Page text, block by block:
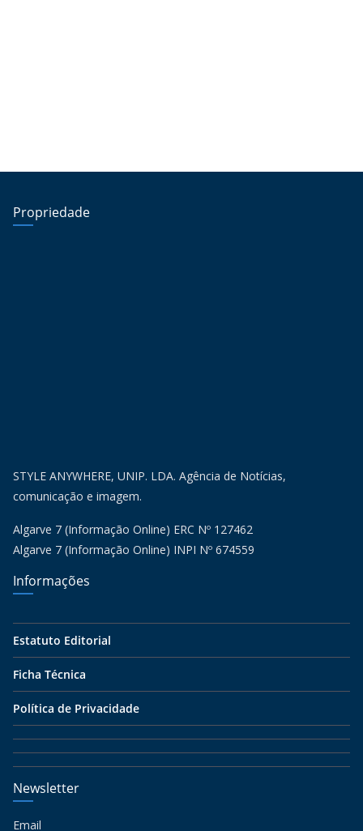
Propriedade
STYLE ANYWHERE, UNIP. LDA. Agência de Notícias,
comunicação e imagem.
Algarve 7 (Informação Online) ERC Nº 127462
Algarve 7 (Informação Online) INPI Nº 674559
Informações
Estatuto Editorial
Ficha Técnica
Política de Privacidade
Newsletter
Email